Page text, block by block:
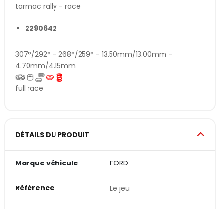
tarmac rally - race
2290642
307°/292° - 268°/259° - 13.50mm/13.00mm -
4.70mm/4.15mm
full race
DÉTAILS DU PRODUIT
Marque véhicule FORD
Référence Le jeu